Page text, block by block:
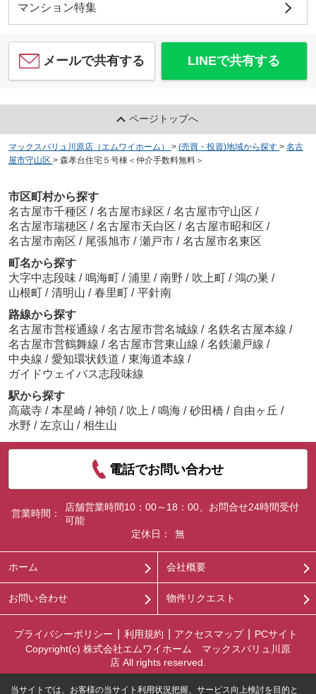
マンション特集
メールで共有する LINEで共有する
ページトップへ
マックスバリュ川原店（エムワイホーム） > (売買・投資)地域から探す > 名古
屋市守山区 > 森孝台住宅５号棟＜仲介手数料無料＞
市区町村から探す
名古屋市千種区 / 名古屋市緑区 / 名古屋市守山区 /
名古屋市瑞穂区 / 名古屋市天白区 / 名古屋市昭和区 /
名古屋市南区 / 尾張旭市 / 瀬戸市 / 名古屋市名東区
町名から探す
大字中志段味 / 鳴海町 / 浦里 / 南野 / 吹上町 / 鴻の巣 /
山根町 / 清明山 / 春里町 / 平針南
路線から探す
名古屋市営桜通線 / 名古屋市営名城線 / 名鉄名古屋本線 /
名古屋市営鶴舞線 / 名古屋市営東山線 / 名鉄瀬戸線 /
中央線 / 愛知環状鉄道 / 東海道本線 /
ガイドウェイバス志段味線
駅から探す
高蔵寺 / 本星崎 / 神領 / 吹上 / 鳴海 / 砂田橋 / 自由ヶ丘 /
水野 / 左京山 / 相生山
電話でお問い合わせ
営業時間：
店舗営業時間10：00～18：00、お問合せ24時間受付
可能
定休日：
無
ホーム 会社概要
お問い合わせ 物件リクエスト
プライバシーポリシー 利用規約 アクセスマップ
PCサイト
Copyright(c) 株式会社エムワイホーム マックスバリュ川原
店 All rights reserved.
当サイトでは、お客様の当サイト利用状況把握、サービス向上検討を目的と